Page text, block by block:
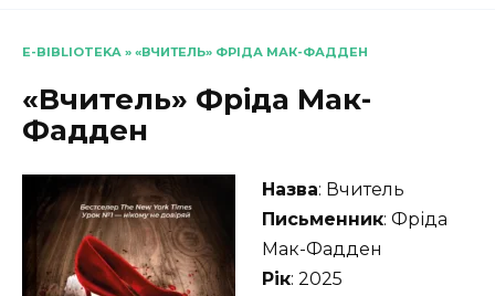
E-BIBLIOTEKA » «ВЧИТЕЛЬ» ФРІДА МАК-ФАДДЕН
«Вчитель» Фріда Мак-
Фадден
Назва: Вчитель
Письменник: Фріда
Мак-Фадден
Рік: 2025